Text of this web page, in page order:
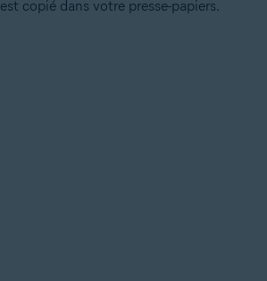
copié dans votre presse-papiers.